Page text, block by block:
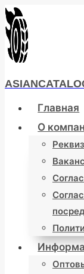
Перейти
к
содержимому
Главная
О